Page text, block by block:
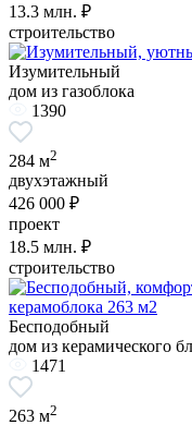
13.3 млн. ₽
строительство
Изумительный
дом из газоблока
1390
284 м2
двухэтажный
426 000 ₽
проект
18.5 млн. ₽
строительство
Бесподобный
дом из керамического
1471
263 м2